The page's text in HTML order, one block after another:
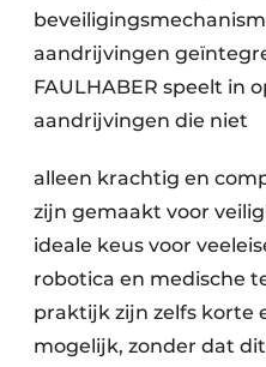
aandrijvingen
FAULHABER speelt in
aandrijvingen die niet
alleen krachtig en
zijn gemaakt voor
ideale keus voor
robotica en medische
praktijk zijn zelfs korte
mogelijk, zonder dat